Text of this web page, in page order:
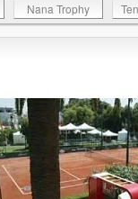
Nana Trophy